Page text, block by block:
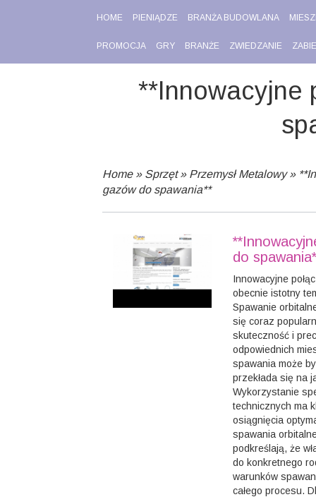
HOME PIENIĄDZE BRANŻA BUDOWLANA
PROMOCJA GRY BRANŻE ZWIEDZANIE
**Innowacyjne
Home» Sprzęt» Przemysł Metalowy»
gazów do spawania**
do
Innowacyjne
obecnie istotny
Spawanie
się coraz
skuteczność i
odpowiednich
spawania może
przekłada się na
Wykorzystanie
technicznych ma
osiągnięcia
spawania
podkreślają, że
do konkretnego
warunków
całego procesu.